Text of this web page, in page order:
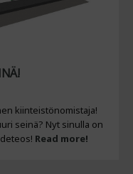
kiinteistönomistaja!
seinä? Nyt sinulla on
Read more!